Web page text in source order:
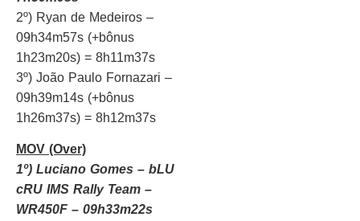
2º) Ryan de Medeiros –
09h34m57s (+bônus
1h23m20s) = 8h11m37s
3º) João Paulo Fornazari –
09h39m14s (+bônus
1h26m37s) = 8h12m37s
MOV (Over)
1º) Luciano Gomes – bLU
cRU IMS Rally Team –
WR450F – 09h33m22s